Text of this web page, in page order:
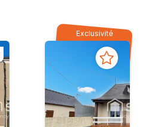
Exclusivité